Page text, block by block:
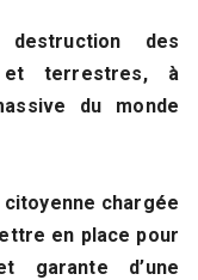
des
et terrestres, à
du monde
citoyenne chargée
en place pour
garante d’une